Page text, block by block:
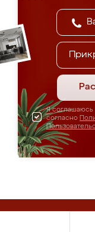
Я соглашаюсь
согласно